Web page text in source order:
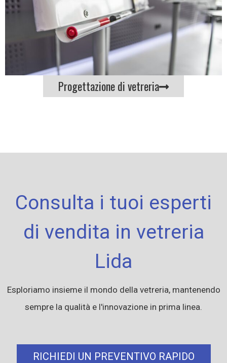
Progettazione di vetreria
Consulta i tuoi esperti
di vendita in vetreria
Lida
Esploriamo insieme il mondo della vetreria, mantenendo
sempre la qualità e l'innovazione in prima linea.
RICHIEDI UN PREVENTIVO RAPIDO